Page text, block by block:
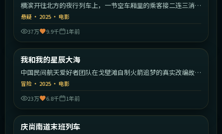
横滨开往北方的夜行列车上，一节空车厢里的乘客接二连三消
失。
悬疑 · 2025 · 电影
37万
9.9千 1年前
最新
我和我的星辰大海
中国民间航天爱好者团队在戈壁滩自制火箭追梦的真实改编故
事。
冒险 · 2025 · 电影
23万
6.8千 1年前
最新
庆尚南道末班列车